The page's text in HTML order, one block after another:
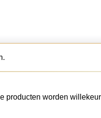
producten worden